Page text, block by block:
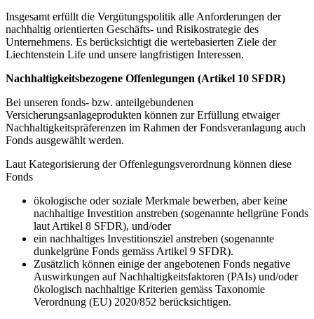
Insgesamt erfüllt die Vergütungspolitik alle Anforderungen der
nachhaltig orientierten Geschäfts- und Risikostrategie des
Unternehmens. Es berücksichtigt die wertebasierten Ziele der
Liechtenstein Life und unsere langfristigen Interessen.
Nachhaltigkeitsbezogene Offenlegungen (Artikel 10 SFDR)
Bei unseren fonds- bzw. anteilgebundenen
Versicherungsanlageprodukten können zur Erfüllung etwaiger
Nachhaltigkeitspräferenzen im Rahmen der Fondsveranlagung auch
Fonds ausgewählt werden.
Laut Kategorisierung der Offenlegungsverordnung können diese
Fonds
ökologische oder soziale Merkmale bewerben, aber keine
nachhaltige Investition anstreben (sogenannte hellgrüne Fonds
laut Artikel 8 SFDR), und/oder
ein nachhaltiges Investitionsziel anstreben (sogenannte
dunkelgrüne Fonds gemäss Artikel 9 SFDR).
Zusätzlich können einige der angebotenen Fonds negative
Auswirkungen auf Nachhaltigkeitsfaktoren (PAIs) und/oder
ökologisch nachhaltige Kriterien gemäss Taxonomie
Verordnung (EU) 2020/852 berücksichtigen.